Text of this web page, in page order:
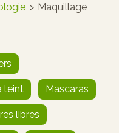
> Maquillage
teint Mascaras
libres